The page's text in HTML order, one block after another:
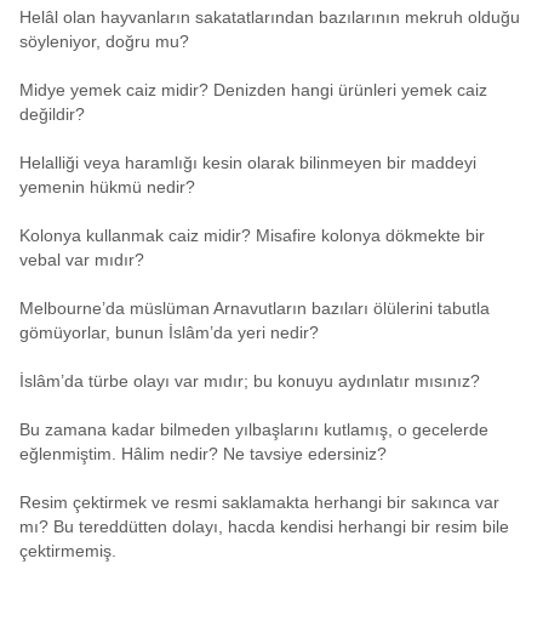
Helâl olan hayvanların sakatatlarından bazılarının mekruh olduğu
söyleniyor, doğru mu?
Midye yemek caiz midir? Denizden hangi ürünleri yemek caiz
değildir?
Helalliği veya haramlığı kesin olarak bilinmeyen bir maddeyi
yemenin hükmü nedir?
Kolonya kullanmak caiz midir? Misafire kolonya dökmekte bir
vebal var mıdır?
Melbourne’da müslüman Arnavutların bazıları ölülerini tabutla
gömüyorlar, bunun İslâm’da yeri nedir?
İslâm’da türbe olayı var mıdır; bu konuyu aydınlatır mısınız?
Bu zamana kadar bilmeden yılbaşlarını kutlamış, o gecelerde
eğlenmiştim. Hâlim nedir? Ne tavsiye edersiniz?
Resim çektirmek ve resmi saklamakta herhangi bir sakınca var
mı? Bu tereddütten dolayı, hacda kendisi herhangi bir resim bile
çektirmemiş.